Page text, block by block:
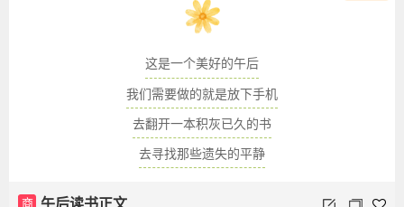
这是一个美好的午后
我们需要做的就是放下手机
去翻开一本积灰已久的书
去寻找那些遗失的平静
商 午后读书正文